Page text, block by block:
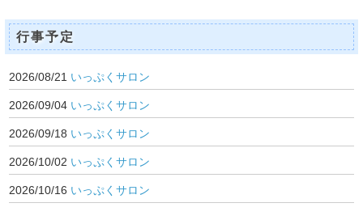
行事予定
2026/08/21 いっぷくサロン
2026/09/04 いっぷくサロン
2026/09/18 いっぷくサロン
2026/10/02 いっぷくサロン
2026/10/16 いっぷくサロン